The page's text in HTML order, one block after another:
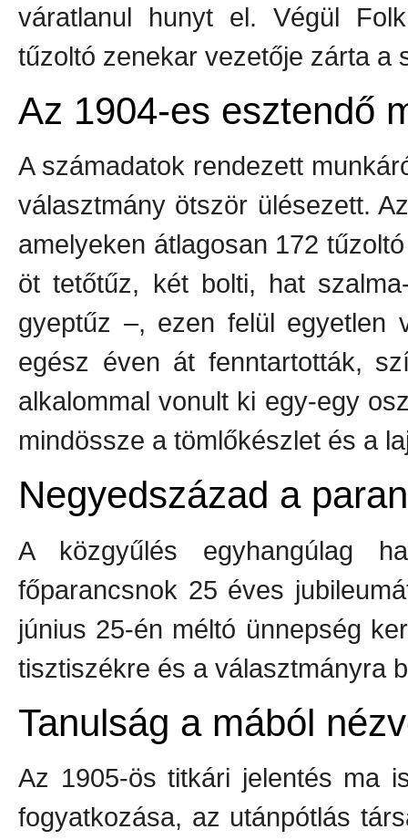
váratlanul hunyt el. Végül
tűzoltó zenekar vezetője zárta a
Az 1904-es esztendő
A számadatok rendezett
választmány ötször ülésezett.
amelyeken átlagosan 172
öt tetőtűz, két bolti, hat
gyeptűz –, ezen felül egyetlen
egész éven át fenntartották,
alkalommal vonult ki egy-egy
mindössze a tömlőkészlet és a
Negyedszázad a
A közgyűlés egyhangúlag
főparancsnok 25 éves
június 25-én méltó ünnepség
tisztiszékre és a választmányra
Tanulság a mából
Az 1905-ös titkári jelentés ma
fogyatkozása, az utánpótlás